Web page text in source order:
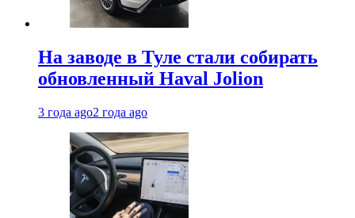
На заводе в Туле стали собирать
обновленный Haval Jolion
3 года ago2 года ago